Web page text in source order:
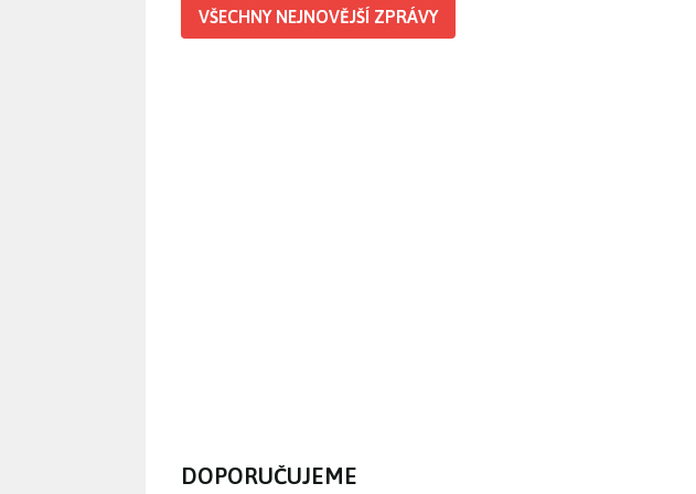
VŠECHNY NEJNOVĚJŠÍ ZPRÁVY
DOPORUČUJEME